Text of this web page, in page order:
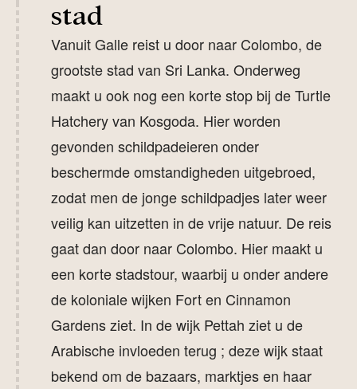
stad
Vanuit Galle reist u door naar Colombo, de
grootste stad van Sri Lanka. Onderweg
maakt u ook nog een korte stop bij de Turtle
Hatchery van Kosgoda. Hier worden
gevonden schildpadeieren onder
beschermde omstandigheden uitgebroed,
zodat men de jonge schildpadjes later weer
veilig kan uitzetten in de vrije natuur. De reis
gaat dan door naar Colombo. Hier maakt u
een korte stadstour, waarbij u onder andere
de koloniale wijken Fort en Cinnamon
Gardens ziet. In de wijk Pettah ziet u de
Arabische invloeden terug ; deze wijk staat
bekend om de bazaars, marktjes en haar